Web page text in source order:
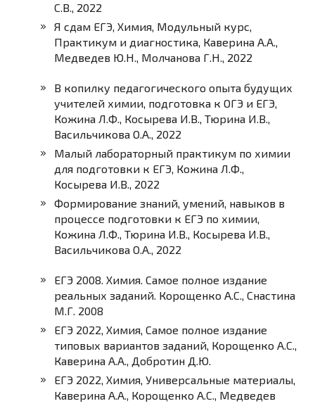
С.В., 2022
Я сдам ЕГЭ, Химия, Модульный курс,
Практикум и диагностика, Каверина А.А.,
Медведев Ю.Н., Молчанова Г.Н., 2022
В копилку педагогического опыта будущих
учителей химии, подготовка к ОГЭ и ЕГЭ,
Кожина Л.Ф., Косырева И.В., Тюрина И.В.,
Васильчикова О.А., 2022
Малый лабораторный практикум по химии
для подготовки к ЕГЭ, Кожина Л.Ф.,
Косырева И.В., 2022
Формирование знаний, умений, навыков в
процессе подготовки к ЕГЭ по химии,
Кожина Л.Ф., Тюрина И.В., Косырева И.В.,
Васильчикова О.А., 2022
ЕГЭ 2008. Химия. Самое полное издание
реальных заданий. Корощенко А.С., Снастина
М.Г. 2008
ЕГЭ 2022, Химия, Самое полное издание
типовых вариантов заданий, Корощенко А.С.,
Каверина А.А., Добротин Д.Ю.
ЕГЭ 2022, Химия, Универсальные материалы,
Каверина А.А., Корощенко А.С., Медведев